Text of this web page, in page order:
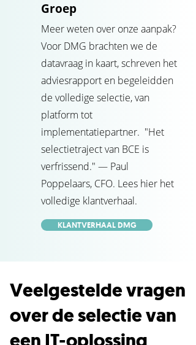
Groep
Meer weten over onze aanpak?
Voor DMG brachten we de
datavraag in kaart, schreven het
adviesrapport en begeleidden
de volledige selectie, van
platform tot
implementatiepartner. "Het
selectietraject van BCE is
verfrissend." — Paul
Poppelaars, CFO. Lees hier het
volledige klantverhaal.
KLANTVERHAAL DMG
Veelgestelde vragen
over de selectie van